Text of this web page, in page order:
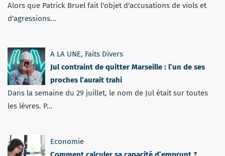
Alors que Patrick Bruel fait l'objet d'accusations de viols et
d'agressions...
A LA UNE, Faits Divers
Jul contraint de quitter Marseille : l’un de ses
proches l’aurait trahi
Dans la semaine du 29 juillet, le nom de Jul était sur toutes
les lèvres. P...
Economie